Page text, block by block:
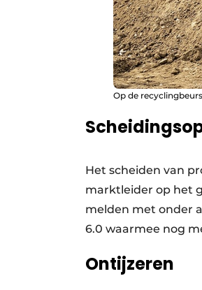
Op de
Het scheiden van
marktleider op het
melden met onder
6.0 waarmee nog
Ontijzeren